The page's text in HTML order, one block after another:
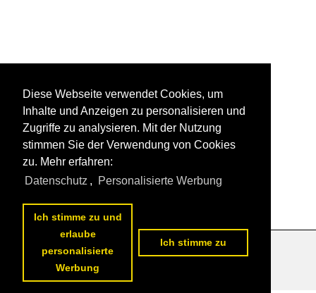
Datenschutzerklärung|Impressum|Kontakt
Diese Webseite verwendet Cookies, um
Inhalte und Anzeigen zu personalisieren und
Zugriffe zu analysieren. Mit der Nutzung
stimmen Sie der Verwendung von Cookies
zu. Mehr erfahren:
Datenschutz , Personalisierte Werbung
Ich stimme zu und
erlaube
personalisierte
Werbung
Ich stimme zu